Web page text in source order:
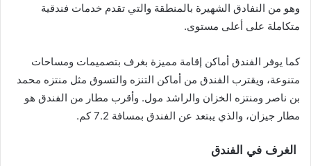
وهو من النفادق الشهيرة بالمنطقة والتي تقدم خدمات فندقية
متكاملة على أعلى مستوى.
كما يوفر الفندق أماكن إقامة مميزة بغرف بتصميمات ومساحات
متنوعة، ويقترب الفندق من أماكن التنزه والتسوق مثل منتزه محمد
بن ناصر ومنتزه الخزان والراشد مول. وأقرب مطار من الفندق هو
مطار جيزان، والذي يبتعد عن الفندق بمسافة 7.2 كم.
الغرف في الفندق